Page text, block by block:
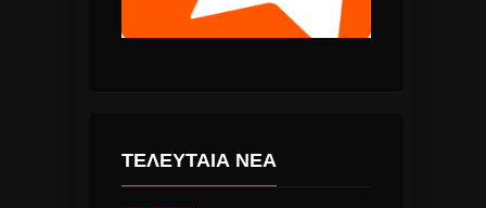
ΤΕΛΕΥΤΑΙΑ ΝΕΑ